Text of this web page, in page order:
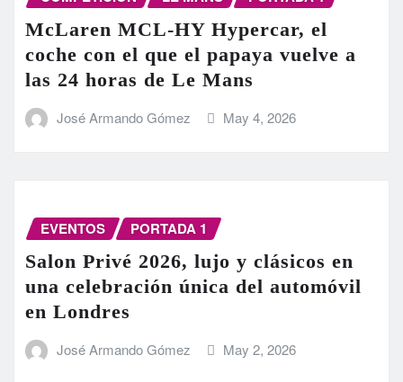
McLaren MCL-HY Hypercar, el
coche con el que el papaya vuelve a
las 24 horas de Le Mans
José Armando Gómez May 4, 2026
EVENTOS PORTADA 1
Salon Privé 2026, lujo y clásicos en
una celebración única del automóvil
en Londres
José Armando Gómez May 2, 2026